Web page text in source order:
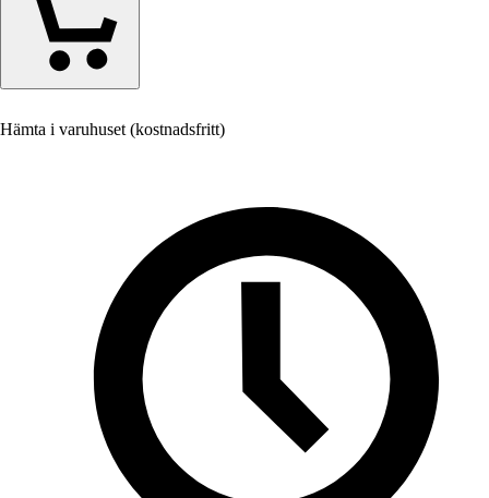
Hämta i varuhuset (kostnadsfritt)